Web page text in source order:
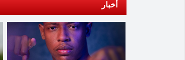
أخبار